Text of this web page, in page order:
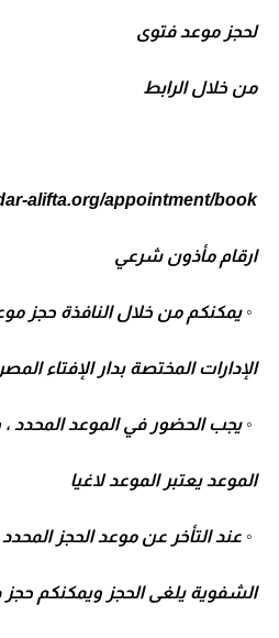
لحجز موعد فتوى
من خلال الرابط
alifta.org/appointment/book
ارقام مأذون شرعي
◦ يمكنكم من خلال النافذة حجز
الإدارات المختصة بدار الإفتاء
◦ يجب الحضور في الموعد المحدد
الموعد يعتبر الموعد لاغيا
◦ عند التأخر عن موعد الحجز
الشفوية يلغى الحجز ويمكنكم